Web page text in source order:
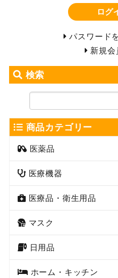
ログ
パスワード
新規
検索
商品カテゴリー
医薬品
医療機器
医療品・衛生用品
マスク
日用品
ホーム・キッチン